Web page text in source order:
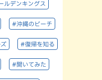
ルデンキングス
#沖縄のビーチ
#復帰を知る
#聞いてみた